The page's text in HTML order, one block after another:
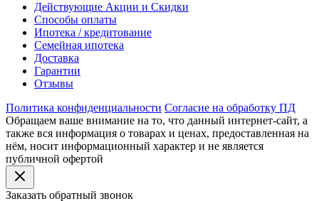
Действующие Акции и Скидки
Способы оплаты
Ипотека / кредитование
Семейная ипотека
Доставка
Гарантии
Отзывы
Политика конфиденциальности Согласие на обработку ПД
Обращаем ваше внимание на то, что данный интернет-сайт, а
также вся информация о товарах и ценах, предоставленная на
нём, носит информационный характер и не является
публичной офертой
Заказать обратный звонок